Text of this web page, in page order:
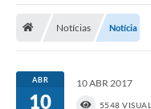
Notícias Notícia
ABR
10
10 ABR 2017
5548